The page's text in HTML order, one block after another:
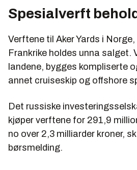
Spesialverft
Verftene til Aker Yards i
Frankrike holdes unna salget.
landene, bygges kompliserte
annet cruiseskip og offshore
Det russiske
kjøper verftene for 291,9
no over 2,3 milliarder kroner,
børsmelding.